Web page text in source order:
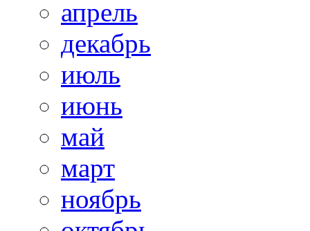
апрель
декабрь
июль
июнь
май
март
ноябрь